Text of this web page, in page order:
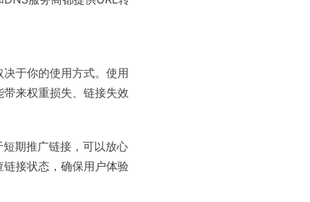
于你的使用方式。使用
来权重损失、链接失效
期推广链接，可以放心
接状态，确保用户体验